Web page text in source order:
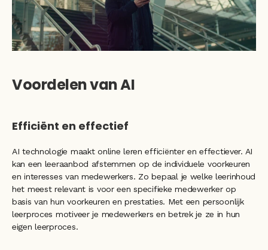
Voordelen van AI
Efficiënt en effectief
AI technologie maakt online leren efficiënter en effectiever. AI
kan een leeraanbod afstemmen op de individuele voorkeuren
en interesses van medewerkers. Zo bepaal je welke leerinhoud
het meest relevant is voor een specifieke medewerker op
basis van hun voorkeuren en prestaties. Met een persoonlijk
leerproces motiveer je medewerkers en betrek je ze in hun
eigen leerproces.